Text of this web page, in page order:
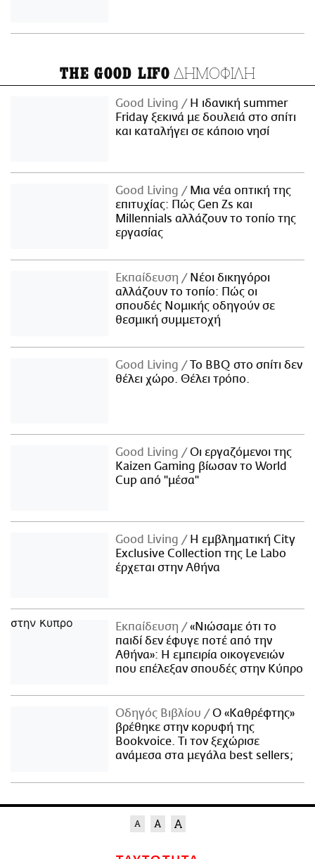
THE GOOD LIFO ΔΗΜΟΦΙΛΗ
Good Living
Η ιδανική summer
Friday ξεκινά με δουλειά στο σπίτι
και καταλήγει σε κάποιο νησί
Good Living
Μια νέα οπτική της
επιτυχίας: Πώς Gen Zs και
Millennials αλλάζουν το τοπίο της
εργασίας
Εκπαίδευση
Νέοι δικηγόροι
αλλάζουν το τοπίο: Πώς οι
σπουδές Νομικής οδηγούν σε
θεσμική συμμετοχή
Good Living
Το BBQ στο σπίτι δεν
θέλει χώρο. Θέλει τρόπο.
Good Living
Οι εργαζόμενοι της
Kaizen Gaming βίωσαν το World
Cup από "μέσα"
Good Living
Η εμβληματική City
Exclusive Collection της Le Labo
έρχεται στην Αθήνα
Εκπαίδευση
«Νιώσαμε ότι το
παιδί δεν έφυγε ποτέ από την
Αθήνα»: Η εμπειρία οικογενειών
που επέλεξαν σπουδές στην Κύπρο
Οδηγός Βιβλίου
Ο «Καθρέφτης»
βρέθηκε στην κορυφή της
Bookvoice. Τι τον ξεχώρισε
ανάμεσα στα μεγάλα best sellers;